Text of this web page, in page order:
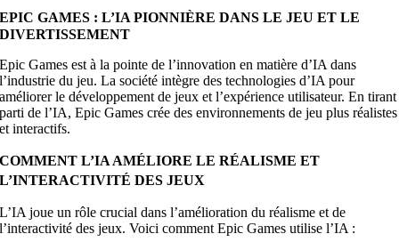
EPIC GAMES : L’IA PIONNIÈRE DANS LE JEU ET LE
DIVERTISSEMENT
Epic Games est à la pointe de l’innovation en matière d’IA dans
l’industrie du jeu. La société intègre des technologies d’IA pour
améliorer le développement de jeux et l’expérience utilisateur. En tirant
parti de l’IA, Epic Games crée des environnements de jeu plus réalistes
et interactifs.
COMMENT L’IA AMÉLIORE LE RÉALISME ET
L’INTERACTIVITÉ DES JEUX
L’IA joue un rôle crucial dans l’amélioration du réalisme et de
l’interactivité des jeux. Voici comment Epic Games utilise l’IA :